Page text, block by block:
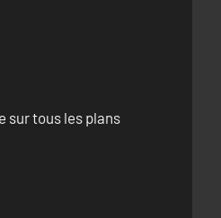
sur tous les plans